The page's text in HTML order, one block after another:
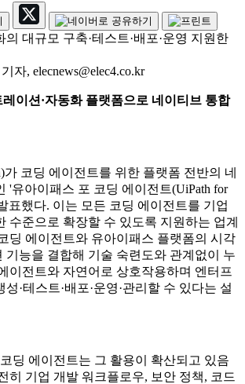
대규모 구축·테스트·배포·운영 지원한
자, elecnews@elec4.co.kr
이션·자동화 플랫폼으로 네이티브 통합
가 코딩 에이전트를 위한 플랫폼 전반의 네
'유아이패스 포 코딩 에이전트(UiPath for
표했다. 이는 모든 코딩 에이전트를 기업
수준으로 확장할 수 있도록 지원하는 업계
딩 에이전트와 유아이패스 플랫폼의 시각
기능을 결합해 기술 숙련도와 관계없이 누
이전트와 자연어로 상호작용하며 엔터프
·테스트·배포·운영·관리할 수 있다는 설
딩 에이전트는 그 활용이 확산되고 있음
히 기업 개발 워크플로우, 보안 정책, 코드